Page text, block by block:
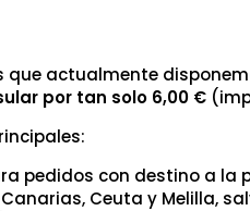
que actualmente
por tan solo 6,00 €
pedidos con destino a la
Canarias, Ceuta y Melilla,